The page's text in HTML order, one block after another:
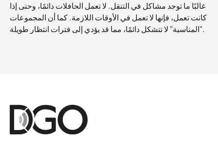
غالبًا ما توجد مشاكل في التنقل. لا تعمل الحافلات دائمًا، وحتى إذا
كانت تعمل، فإنها لا تعمل في الأوقات اللازمة. كما أن المجموعات
"المناسبة" لا تتشكل دائمًا، مما قد يؤدي إلى فترات انتظار طويلة.